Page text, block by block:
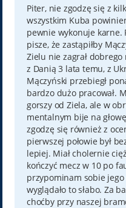
t
Piter, nie zgodzę się z
wszystkim Kuba
pewnie wykonuje karne.
pisze, że zastąpiłby
Zielu nie zagrał
z Danią 3 lata temu, z
Mączyński przebiegł
bardzo dużo pracował.
gorszy od Ziela, ale w
mentalnym bije na
zgodzę się również z
pierwszej połowie był
lepiej. Miał cholernie
kończyć mecz w 10 po
przypominam sobie
wyglądało to słabo. Za
choćby przy naszej